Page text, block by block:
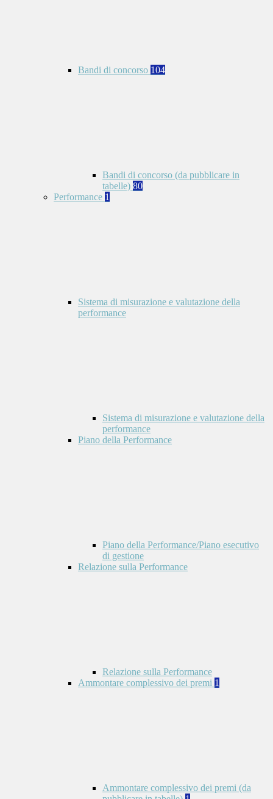
Bandi di concorso 104
Bandi di concorso (da pubblicare in
tabelle) 80
Performance 1
Sistema di misurazione e valutazione della
performance
Sistema di misurazione e valutazione della
performance
Piano della Performance
Piano della Performance/Piano esecutivo
di gestione
Relazione sulla Performance
Relazione sulla Performance
Ammontare complessivo dei premi 1
Ammontare complessivo dei premi (da